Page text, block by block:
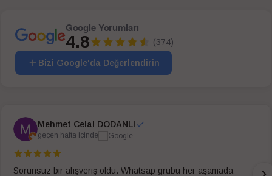
Google Yorumları
4.8 (374)
Bizi Google'da Değerlendirin
Mehmet Celal DODANLI
geçen hafta içinde
Sorunsuz bir alışveriş oldu. Whatsap grubu her aşamada